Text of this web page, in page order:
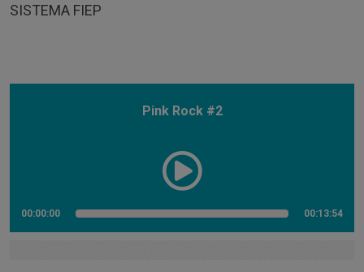
SISTEMA FIEP
Pink Rock #2
00:00:00 00:13:54